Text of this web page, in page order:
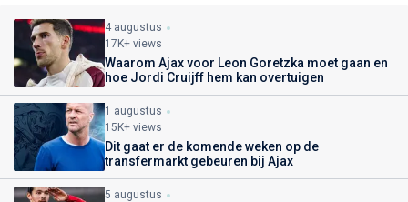
4 augustus
17K+ views
Waarom Ajax voor Leon Goretzka moet gaan en
hoe Jordi Cruijff hem kan overtuigen
1 augustus
15K+ views
Dit gaat er de komende weken op de
transfermarkt gebeuren bij Ajax
5 augustus